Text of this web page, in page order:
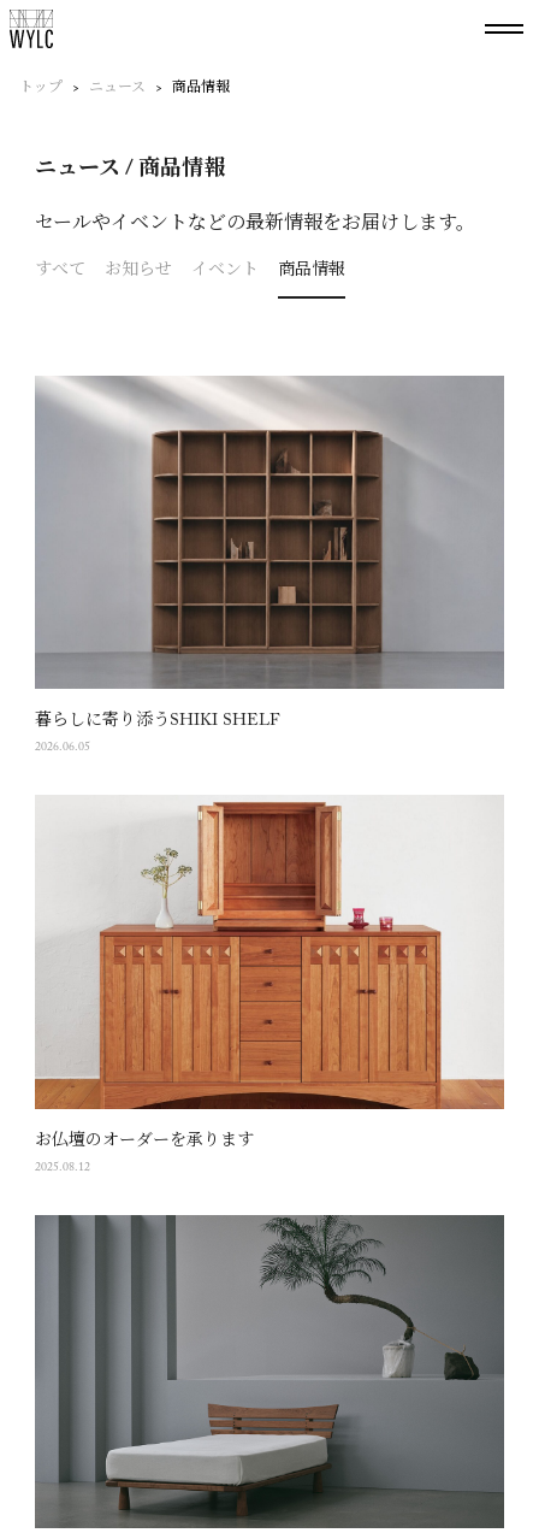
トップ ニュース 商品情報
ニュース / 商品情報
セールやイベントなどの最新情報をお届けします。
すべて お知らせ イベント 商品情報
暮らしに寄り添うSHIKI SHELF
2026.06.05
お仏壇のオーダーを承ります
2025.08.12